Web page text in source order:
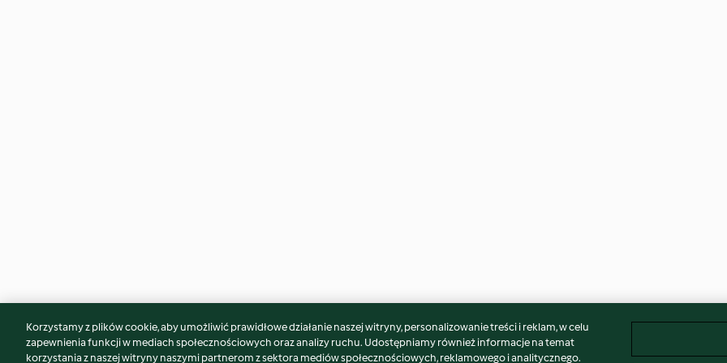
Może spodoba Ci się również...
Korzystamy z plików cookie, aby umożliwić prawidłowe działanie naszej witryny, personalizowanie treści i reklam, w celu
zapewnienia funkcji w mediach społecznościowych oraz analizy ruchu. Udostępniamy również informacje na temat
korzystania z naszej witryny naszymi partnerom z sektora mediów społecznościowych, reklamowego i analitycznego.